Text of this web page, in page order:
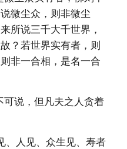
微尘众，则非微尘
所说三千大千世界，
？若世界实有者，则
非一合相，是名一合
可说，但凡夫之人贪着
、人见、众生见、寿者